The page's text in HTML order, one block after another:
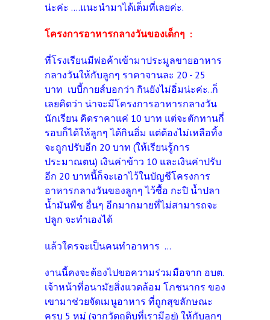
น่ะค่ะ ....แนะนำมาได้เต็มที่เลยค่ะ.
โครงการอาหารกลางวันของเด็กๆ :
ที่โรงเรียนมีพ่อค้าเข้ามาประมูลขายอาหาร
กลางวันให้กับลูกๆ ราคาจานละ 20 - 25
บาท เบบี้กายส์บอกว่า กินยังไม่อิ่มน่ะค่ะ..ก็
เลยคิดว่า น่าจะมีโครงการอาหารกลางวัน
นักเรียน คิดราคาแค่ 10 บาท แต่จะตักทานกี่
รอบก็ได้ให้ลูกๆ ได้กินอิ่ม แต่ต้องไม่เหลือทิ้ง
จะถูกปรับอีก 20 บาท (ให้เรียนรู้การ
ประมาณตน) เงินค่าข้าว 10 และเงินค่าปรับ
อีก 20 บาทนี้ก็จะเอาไว้ในบัญชีโครงการ
อาหารกลางวันของลูกๆ ไว้ซื้อ กะปิ น้ำปลา
น้ำมันพืช อื่นๆ อีกมากมายที่ไม่สามารถจะ
ปลูก จะทำเองได้
แล้วใครจะเป็นคนทำอาหาร ...
งานนี้คงจะต้องไปขอความร่วมมือจาก อบต.
เจ้าหน้าที่อนามัยสิ่งแวดล้อม โภชนากร ของ
เขามาช่วยจัดเมนูอาหาร ที่ถูกสุขลักษณะ
ครบ 5 หมู่ (จากวัตถุดิบที่เรามีอยู่) ให้กับลูกๆ